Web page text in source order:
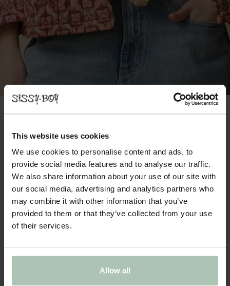
This website uses cookies
We use cookies to personalise content and ads, to
provide social media features and to analyse our traffic.
We also share information about your use of our site with
our social media, advertising and analytics partners who
may combine it with other information that you’ve
provided to them or that they’ve collected from your use
of their services.
Allow all
39.9923.99
85 95
BEKIJK WINKELVOORRAAD